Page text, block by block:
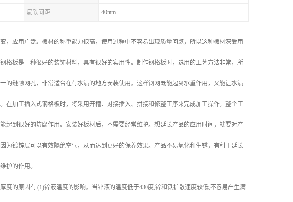
扁铁间距 40mm
，应用广泛。板材的称重能力很高，使用过程中不容易出现质量问题，所以这种板材深受用
格板是一种很好的装饰材料，具有很好的实用性。制作钢格板时，选用的工艺方法非常，所
的缝隙网孔，非常适合在有水渍的地方安装使用。这样钢网既能起到承重作用，又能让水渍
在加工插入式钢格板时，将采用开槽、对接插入、拼接和修整工序来完成加工操作。整个工
起到很好的防腐作用。安装好板材后，不需要经常维护。想延长产品的应用时间，就要对产
为镀锌层可以有效隔绝空气，从而达到更好的保养效果。产品不易氧化和生锈，有利于延长
护的作用。
的原因有:(1)锌液温度的影响。当锌液的温度低于430度,锌和铁扩散速度较低,不容易产生满